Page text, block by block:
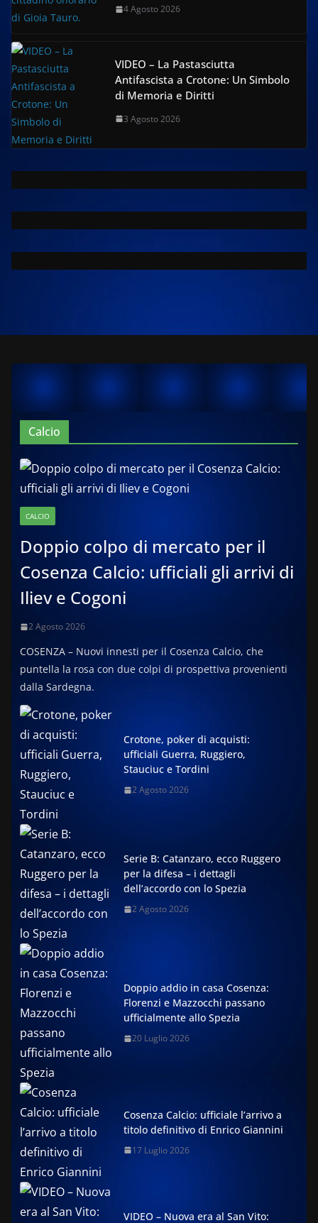
4 Agosto 2026
VIDEO – La Pastasciutta
Antifascista a Crotone: Un Simbolo
di Memoria e Diritti
3 Agosto 2026
Calcio
CALCIO
Doppio colpo di mercato per il
Cosenza Calcio: ufficiali gli arrivi di
Iliev e Cogoni
2 Agosto 2026
COSENZA – Nuovi innesti per il Cosenza Calcio, che
puntella la rosa con due colpi di prospettiva provenienti
dalla Sardegna.
Crotone, poker di acquisti:
ufficiali Guerra, Ruggiero,
Stauciuc e Tordini
2 Agosto 2026
Serie B: Catanzaro, ecco Ruggero
per la difesa – i dettagli
dell’accordo con lo Spezia
2 Agosto 2026
Doppio addio in casa Cosenza:
Florenzi e Mazzocchi passano
ufficialmente allo Spezia
20 Luglio 2026
Cosenza Calcio: ufficiale l’arrivo a
titolo definitivo di Enrico Giannini
17 Luglio 2026
VIDEO – Nuova era al San Vito: